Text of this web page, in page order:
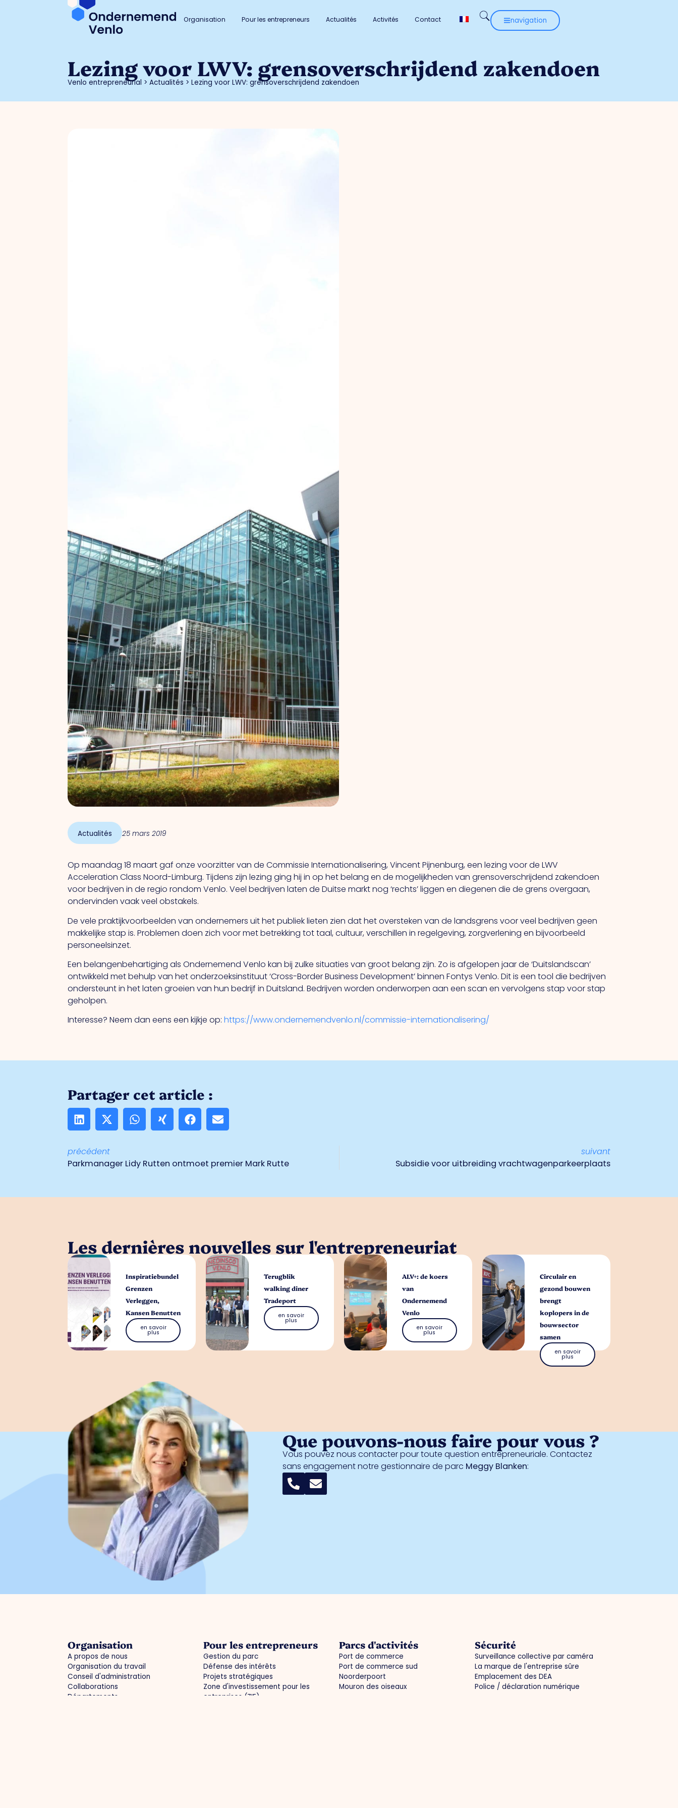
Organisation Pour les entrepreneurs Actualités Activités Contact navigation
Lezing voor LWV: grensoverschrijdend zakendoen
Venlo entrepreneurial >Actualités >Lezing voor LWV: grensoverschrijdend zakendoen
Actualités 25 mars 2019
Op maandag 18 maart gaf onze voorzitter van de Commissie Internationalisering, Vincent Pijnenburg, een lezing voor de LWV
Acceleration Class Noord-Limburg. Tijdens zijn lezing ging hij in op het belang en de mogelijkheden van grensoverschrijdend zakendoen
voor bedrijven in de regio rondom Venlo. Veel bedrijven laten de Duitse markt nog ‘rechts’ liggen en diegenen die de grens overgaan,
ondervinden vaak veel obstakels.
De vele praktijkvoorbeelden van ondernemers uit het publiek lieten zien dat het oversteken van de landsgrens voor veel bedrijven geen
makkelijke stap is. Problemen doen zich voor met betrekking tot taal, cultuur, verschillen in regelgeving, zorgverlening en bijvoorbeeld
personeelsinzet.
Een belangenbehartiging als Ondernemend Venlo kan bij zulke situaties van groot belang zijn. Zo is afgelopen jaar de ‘Duitslandscan’
ontwikkeld met behulp van het onderzoeksinstituut ‘Cross-Border Business Development’ binnen Fontys Venlo. Dit is een tool die bedrijven
ondersteunt in het laten groeien van hun bedrijf in Duitsland. Bedrijven worden onderworpen aan een scan en vervolgens stap voor stap
geholpen.
Interesse? Neem dan eens een kijkje op:https://www.ondernemendvenlo.nl/commissie-internationalisering/
Partager cet article :
précédent
Parkmanager Lidy Rutten ontmoet premier Mark Rutte
suivant
Subsidie voor uitbreiding vrachtwagenparkeerplaats
Les dernières nouvelles sur l'entrepreneuriat
Inspiratiebundel
Grenzen
Verleggen,
Kansen Benutten
en savoir
plus
Terugblik
walking diner
Tradeport
en savoir
plus
ALV+: de koers
van
Ondernemend
Venlo
en savoir
plus
Circulair en
gezond bouwen
brengt
koplopers in de
bouwsector
samen
en savoir
plus
Que pouvons-nous faire pour vous ?
Vous pouvez nous contacter pour toute question entrepreneuriale. Contactez
sans engagement notre gestionnaire de parc Meggy Blanken:
Organisation
A propos de nous
Organisation du travail
Conseil d'administration
Collaborations
Départements
Pour les entrepreneurs
Gestion du parc
Défense des intérêts
Projets stratégiques
Zone d'investissement pour les
entreprises (ZIE)
Parcs d'activités
Port de commerce
Port de commerce sud
Noorderpoort
Mouron des oiseaux
Sécurité
Surveillance collective par caméra
La marque de l'entreprise sûre
Emplacement des DEA
Police / déclaration numérique